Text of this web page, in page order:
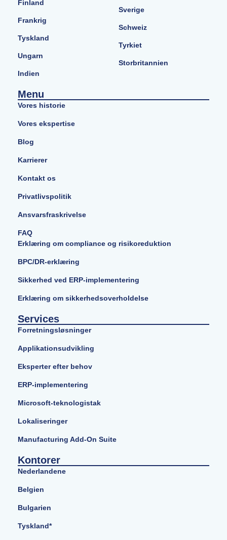
Finland
Frankrig
Tyskland
Ungarn
Indien
Sverige
Schweiz
Tyrkiet
Storbritannien
Menu
Vores historie
Vores ekspertise
Blog
Karrierer
Kontakt os
Privatlivspolitik
Ansvarsfraskrivelse
FAQ
Erklæring om compliance og risikoreduktion
BPC/DR-erklæring
Sikkerhed ved ERP-implementering
Erklæring om sikkerhedsoverholdelse
Services
Forretningsløsninger
Applikationsudvikling
Eksperter efter behov
ERP-implementering
Microsoft-teknologistak
Lokaliseringer
Manufacturing Add-On Suite
Kontorer
Nederlandene
Belgien
Bulgarien
Tyskland*